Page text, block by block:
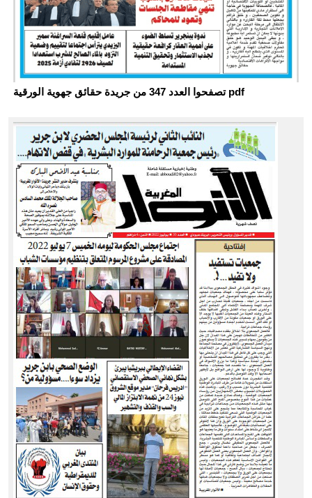
تصفحوا العدد 347 من جريدة حقائق جهوية الورقية pdf